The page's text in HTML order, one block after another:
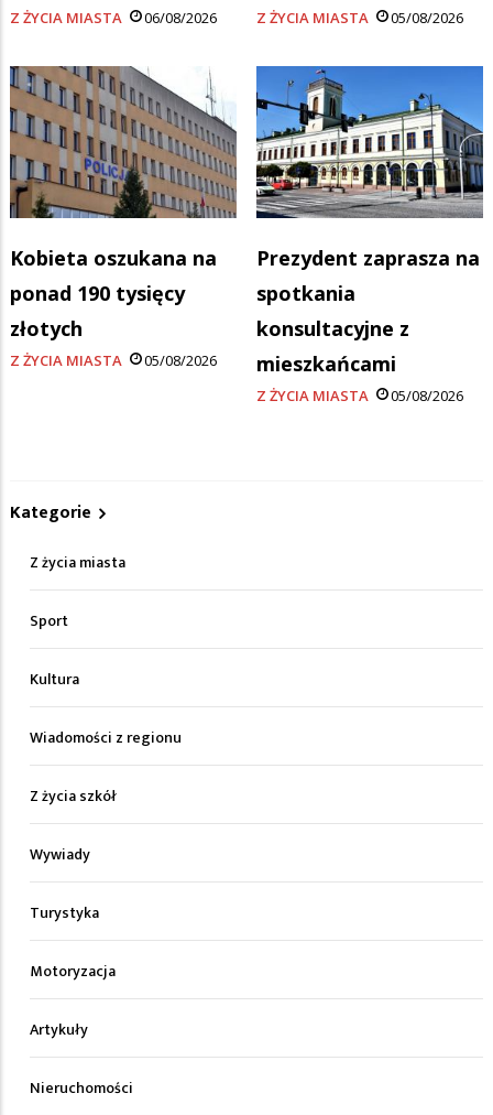
Z ŻYCIA MIASTA 06/08/2026 Z ŻYCIA MIASTA 05/08/2026
Kobieta oszukana na
ponad 190 tysięcy
złotych
Z ŻYCIA MIASTA 05/08/2026
Prezydent zaprasza na
spotkania
konsultacyjne z
mieszkańcami
Z ŻYCIA MIASTA 05/08/2026
Kategorie
Z życia miasta
Sport
Kultura
Wiadomości z regionu
Z życia szkół
Wywiady
Turystyka
Motoryzacja
Artykuły
Nieruchomości